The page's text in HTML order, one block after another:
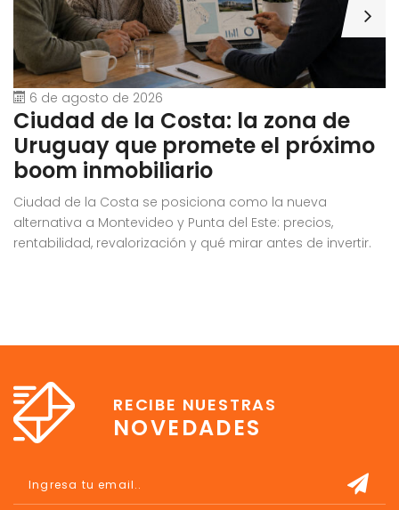
6 de agosto de 2026
Ciudad de la Costa: la zona de
Uruguay que promete el próximo
boom inmobiliario
Ciudad de la Costa se posiciona como la nueva
alternativa a Montevideo y Punta del Este: precios,
rentabilidad, revalorización y qué mirar antes de invertir.
RECIBE NUESTRAS
NOVEDADES